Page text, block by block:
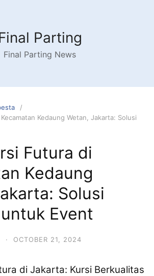
Parting
Final Parting News
Kedaung Wetan, Jakarta: Solusi
Futura di
Kedaung
Solusi
Event
· OCTOBER 21, 2024
di Jakarta: Kursi Berkualitas